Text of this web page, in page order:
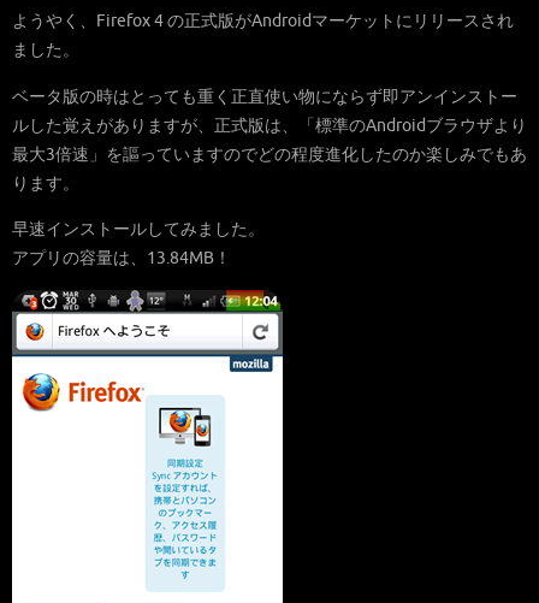
ようやく、Firefox 4 の正式版がAndroidマーケットにリリースされ
ました。
ベータ版の時はとっても重く正直使い物にならず即アンインストー
ルした覚えがありますが、正式版は、「標準のAndroidブラウザより
最大3倍速」を謳っていますのでどの程度進化したのか楽しみでもあ
ります。
早速インストールしてみました。
アプリの容量は、13.84MB！